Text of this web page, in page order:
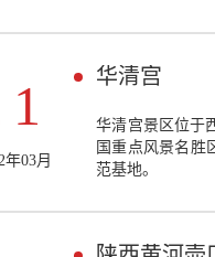
积14平方公里
年03月
华清宫
华清宫景区位于
国重点风景名胜
范基地。